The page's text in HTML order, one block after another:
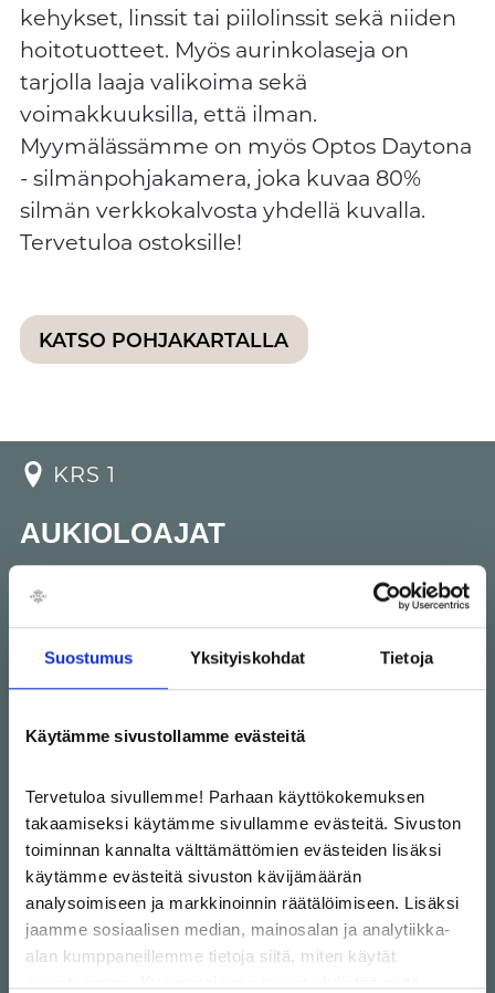
Suostumus Yksityiskohdat Tietoja
Käytämme sivustollamme evästeitä
Tervetuloa sivullemme! Parhaan käyttökokemuksen
takaamiseksi käytämme sivullamme evästeitä. Sivuston
toiminnan kannalta välttämättömien evästeiden lisäksi
käytämme evästeitä sivuston kävijämäärän
analysoimiseen ja markkinoinnin räätälöimiseen. Lisäksi
jaamme sosiaalisen median, mainosalan ja analytiikka-
alan kumppaneillemme tietoja siitä, miten käytät
kehykset, linssit tai piilolinssit sekä niiden
hoitotuotteet. Myös aurinkolaseja on
tarjolla laaja valikoima sekä
voimakkuuksilla, että ilman.
Myymälässämme on myös Optos Daytona
- silmänpohjakamera, joka kuvaa 80%
silmän verkkokalvosta yhdellä kuvalla.
Tervetuloa ostoksille!
KATSO POHJAKARTALLA
KRS 1
AUKIOLOAJAT
Tänään
10–20
la
10–18
su
Instru.fi
kouvola.veturi@instru.fi
+358 (0)20 332814